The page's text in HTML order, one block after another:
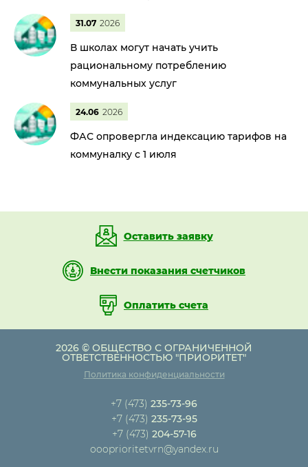
31.07 2026
В школах могут начать учить
рациональному потреблению
коммунальных услуг
24.06 2026
ФАС опровергла индексацию тарифов на
коммуналку с 1 июля
Оставить заявку
Внести показания счетчиков
Оплатить счета
2026 © ОБЩЕСТВО С ОГРАНИЧЕННОЙ
ОТВЕТСТВЕННОСТЬЮ "ПРИОРИТЕТ"
Политика конфиденциальности
+7 (473) 235-73-96
+7 (473) 235-73-95
+7 (473) 204-57-16
oooprioritetvrn@yandex.ru